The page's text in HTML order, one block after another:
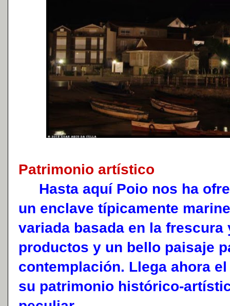
Patrimonio artístico
Hasta aquí Poio nos ha
un enclave típicamente
variada basada en la frescura
productos y un bello paisaje
contemplación. Llega ahora
su patrimonio histórico-